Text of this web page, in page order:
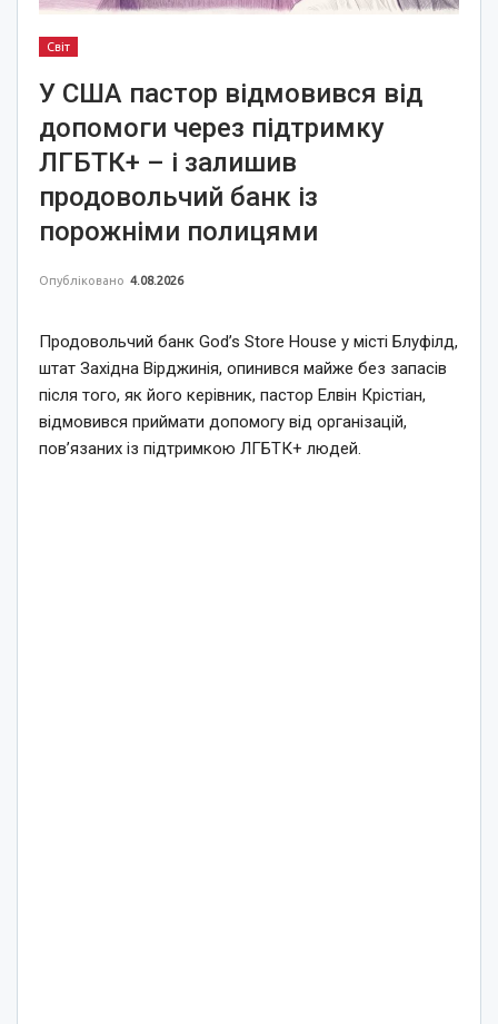
Світ
У США пастор відмовився від
допомоги через підтримку
ЛГБТК+ – і залишив
продовольчий банк із
порожніми полицями
Опубліковано 4.08.2026
Продовольчий банк God’s Store House у місті Блуфілд,
штат Західна Вірджинія, опинився майже без запасів
після того, як його керівник, пастор Елвін Крістіан,
відмовився приймати допомогу від організацій,
пов’язаних із підтримкою ЛГБТК+ людей.